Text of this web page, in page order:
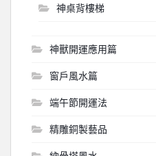
神桌背樓梯
神獸開運應用篇
窗戶風水篇
端午節開運法
精雕銅製藝品